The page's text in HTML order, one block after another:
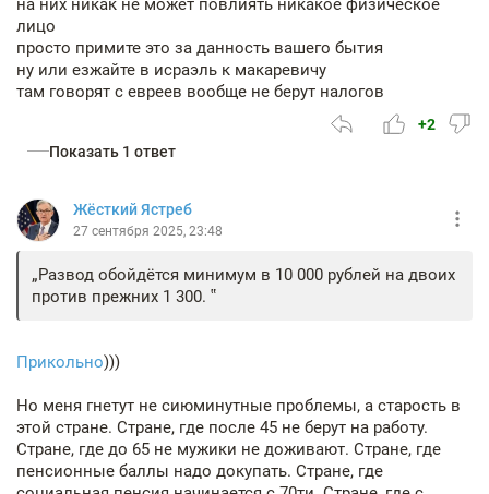
лицо
просто примите это за данность вашего бытия
ну или езжайте в исраэль к макаревичу
там говорят с евреев вообще не берут налогов
+2
Показать 1 ответ
Жёсткий Ястреб
27 сентября 2025, 23:48
Развод обойдётся минимум в 10 000 рублей на двоих
против прежних 1 300.
Прикольно)))
Но меня гнетут не сиюминутные проблемы, а старость в
этой стране. Стране, где после 45 не берут на работу.
Стране, где до 65 не мужики не доживают. Стране, где
пенсионные баллы надо докупать. Стране, где